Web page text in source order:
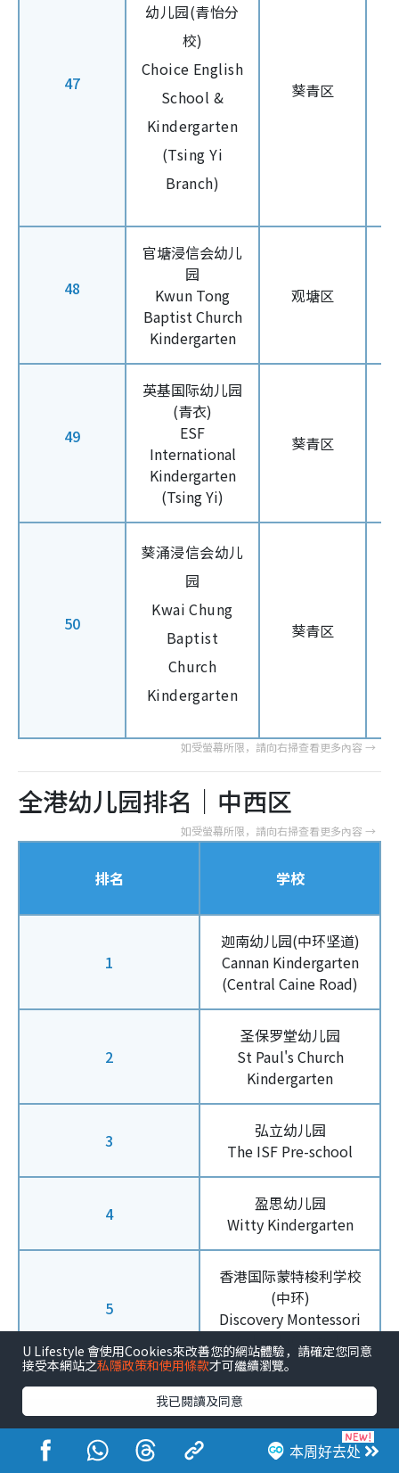
47
幼儿园(青怡分
校)
Choice English
School &
Kindergarten
(Tsing Yi
Branch)
葵青区
48
官塘浸信会幼儿
园
Kwun Tong
Baptist Church
Kindergarten
观塘区
49
英基国际幼儿园
(青衣)
ESF
International
Kindergarten
(Tsing Yi)
葵青区
50
葵涌浸信会幼儿
园
Kwai Chung
Baptist
Church
Kindergarten
葵青区
全港幼儿园排名｜中西区
排名 学校
1
迦南幼儿园(中环坚道)
Cannan Kindergarten
(Central Caine Road)
2
圣保罗堂幼儿园
St Paul's Church
Kindergarten
3
弘立幼儿园
The ISF Pre-school
4
盈思幼儿园
Witty Kindergarten
5
香港国际蒙特梭利学校
(中环)
Discovery Montessori
School (Central)
本周好去处
U Lifestyle 會使用Cookies來改善您的網站體驗，請確定您同意
接受本網站之私隱政策和使用條款才可繼續瀏覽。
我已閱讀及同意